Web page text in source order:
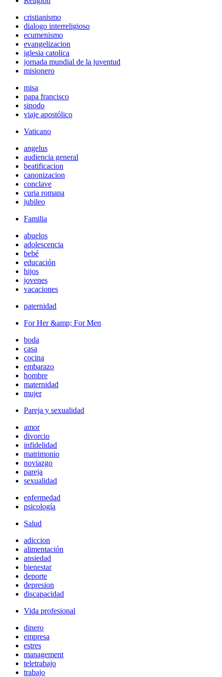
cristianismo
dialogo interreligioso
ecumenismo
evangelizacion
iglesia catolica
jornada mundial de la juventud
misionero
misa
papa francisco
sinodo
viaje apostólico
Vaticano
angelus
audiencia general
beatificacion
canonizacion
conclave
curia romana
jubileo
Familia
abuelos
adolescencia
bebé
educación
hijos
jovenes
vacaciones
paternidad
For Her &amp; For Men
boda
casa
cocina
embarazo
hombre
maternidad
mujer
Pareja y sexualidad
amor
divorcio
infidelidad
matrimonio
noviazgo
pareja
sexualidad
enfermedad
psicología
Salud
adiccion
alimentación
ansiedad
bienestar
deporte
depresion
discapacidad
Vida profesional
dinero
empresa
estres
management
teletrabajo
trabajo